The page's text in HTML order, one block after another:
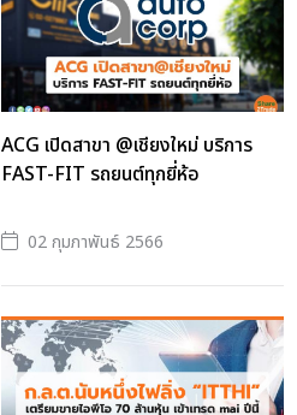
ACG เปิดสาขา @เชียงใหม่ บริการ
FAST-FIT รถยนต์ทุกยี่ห้อ
02 กุมภาพันธ์ 2566